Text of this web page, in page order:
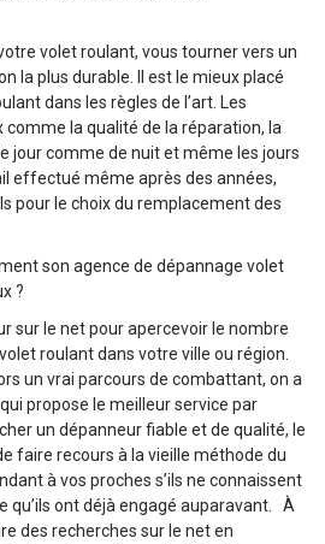
volet roulant, vous tourner vers un
la plus durable. Il est le mieux placé
dans les règles de l’art. Les
la qualité de la réparation, la
jour comme de nuit et même les jours
effectué même après des années,
pour le choix du remplacement des
son agence de dépannage volet
?
sur le net pour apercevoir le nombre
roulant dans votre ville ou région.
un vrai parcours de combattant, on a
propose le meilleur service par
un dépanneur fiable et de qualité, le
faire recours à la vieille méthode du
à vos proches s’ils ne connaissent
qu’ils ont déjà engagé auparavant. À
des recherches sur le net en